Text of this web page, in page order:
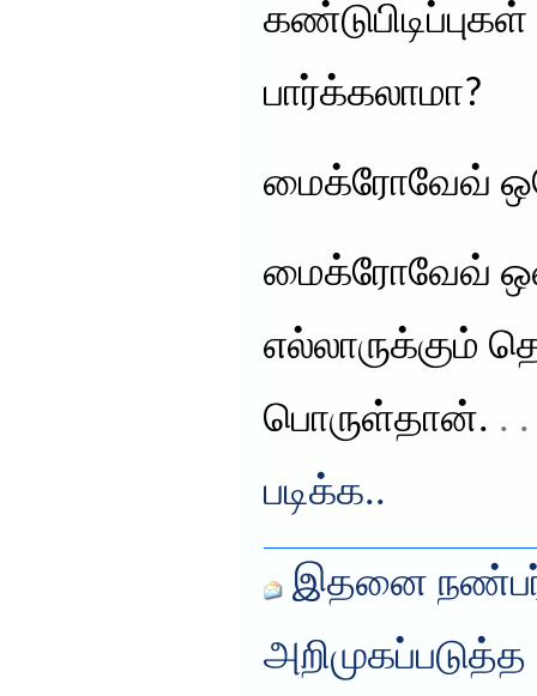
பார்க்கலாமா?
மைக்ரோவேவ்
மைக்ரோவேவ்
எல்லாருக்கும்
பொருள்தான். .
படிக்க..
இதனை
அறிமுகப்படுத்த